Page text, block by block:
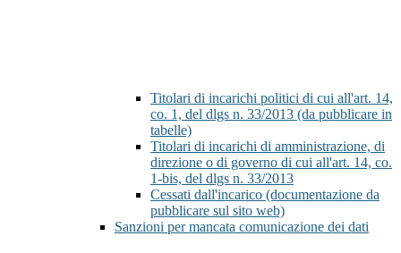
Titolari di incarichi politici di cui all'art. 14,
co. 1, del dlgs n. 33/2013 (da pubblicare in
tabelle)
Titolari di incarichi di amministrazione, di
direzione o di governo di cui all'art. 14, co.
1-bis, del dlgs n. 33/2013
Cessati dall'incarico (documentazione da
pubblicare sul sito web)
Sanzioni per mancata comunicazione dei dati